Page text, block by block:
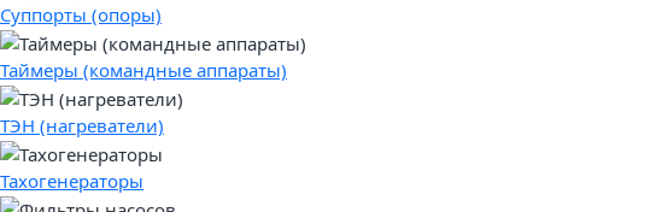
Суппорты (опоры)
Таймеры (командные аппараты)
ТЭН (нагреватели)
Тахогенераторы